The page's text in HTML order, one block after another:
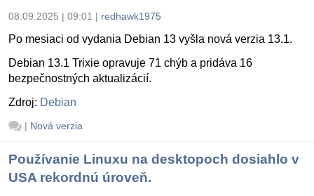
08.09.2025 | 09:01 | redhawk1975
Po mesiaci od vydania Debian 13 vyšla nová verzia 13.1.
Debian 13.1 Trixie opravuje 71 chýb a pridáva 16
bezpečnostných aktualizácií.
Zdroj: Debian
| Nová verzia
Používanie Linuxu na desktopoch dosiahlo v
USA rekordnú úroveň.